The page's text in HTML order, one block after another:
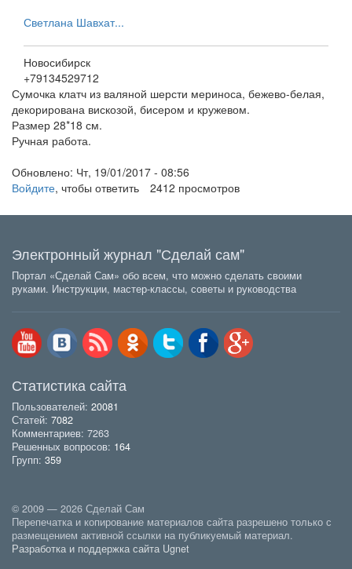
Светлана Шавхат...
Новосибирск
+79134529712
Сумочка клатч из валяной шерсти мериноса, бежево-белая,
декорирована вискозой, бисером и кружевом.
Размер 28*18 см.
Ручная работа.
Обновлено: Чт, 19/01/2017 - 08:56
Войдите, чтобы ответить 2412 просмотров
Электронный журнал "Сделай сам"
Портал «Сделай Сам» обо всем, что можно сделать своими
руками. Инструкции, мастер-классы, советы и руководства
Статистика сайта
Пользователей: 20081
Статей: 7082
Комментариев: 7263
Решенных вопросов: 164
Групп: 359
© 2009 — 2026 Сделай Сам
Перепечатка и копирование материалов сайта разрешено только с
размещением активной ссылки на публикуемый материал.
Разработка и поддержка сайта Ugnet